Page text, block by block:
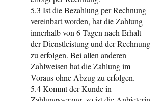
5.3 Ist die Bezahlung per Rechnung
vereinbart worden, hat die Zahlung
innerhalb von 6 Tagen nach Erhalt
der Dienstleistung und der Rechnung
zu erfolgen. Bei allen anderen
Zahlweisen hat die Zahlung im
Voraus ohne Abzug zu erfolgen.
5.4 Kommt der Kunde in